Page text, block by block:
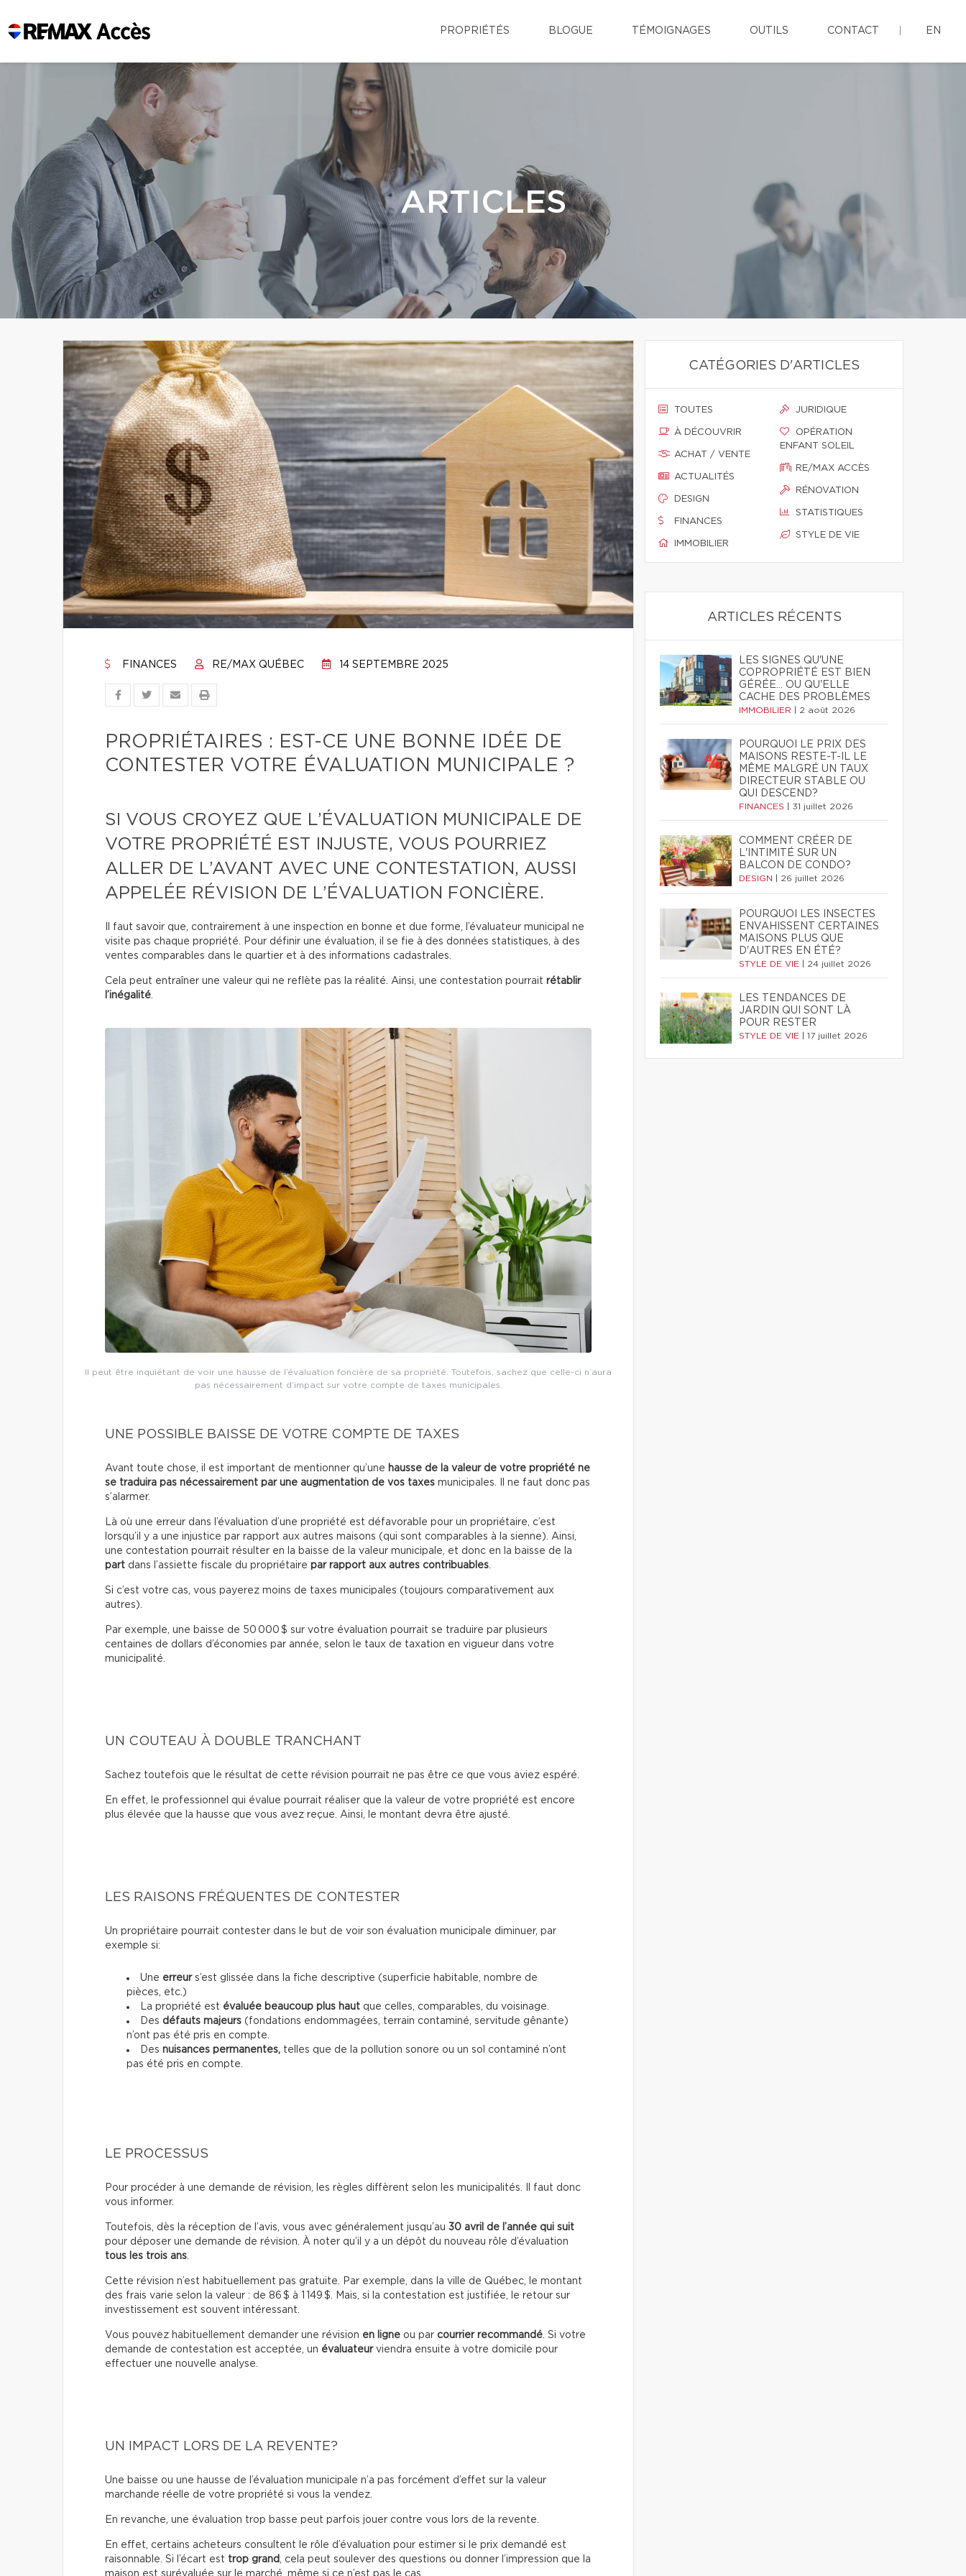
PROPRIÉTÉS BLOGUE TÉMOIGNAGES OUTILS CONTACT EN
ARTICLES
FINANCES RE/MAX QUÉBEC 14 SEPTEMBRE 2025
PROPRIÉTAIRES : EST-CE UNE BONNE IDÉE DE
CONTESTER VOTRE ÉVALUATION MUNICIPALE ?
SI VOUS CROYEZ QUE L’ÉVALUATION MUNICIPALE DE
VOTRE PROPRIÉTÉ EST INJUSTE, VOUS POURRIEZ
ALLER DE L’AVANT AVEC UNE CONTESTATION, AUSSI
APPELÉE RÉVISION DE L’ÉVALUATION FONCIÈRE.
Il faut savoir que, contrairement à une inspection en bonne et due forme, l’évaluateur municipal ne
visite pas chaque propriété. Pour définir une évaluation, il se fie à des données statistiques, à des
ventes comparables dans le quartier et à des informations cadastrales.
Cela peut entraîner une valeur qui ne reflète pas la réalité. Ainsi, une contestation pourrait rétablir
l’inégalité.
Il peut être inquiétant de voir une hausse de l’évaluation foncière de sa propriété. Toutefois, sachez que celle-ci n’aura
pas nécessairement d’impact sur votre compte de taxes municipales.
UNE POSSIBLE BAISSE DE VOTRE COMPTE DE TAXES
Avant toute chose, il est important de mentionner qu’une hausse de la valeur de votre propriété ne
se traduira pas nécessairement par une augmentation de vos taxes municipales. Il ne faut donc pas
s’alarmer.
Là où une erreur dans l’évaluation d’une propriété est défavorable pour un propriétaire, c’est
lorsqu’il y a une injustice par rapport aux autres maisons (qui sont comparables à la sienne). Ainsi,
une contestation pourrait résulter en la baisse de la valeur municipale, et donc en la baisse de la
part dans l’assiette fiscale du propriétaire par rapport aux autres contribuables
Si c’est votre cas, vous payerez moins de taxes municipales (toujours comparativement aux
autres).
Par exemple, une baisse de 50 000 $ sur votre évaluation pourrait se traduire par plusieurs
centaines de dollars d’économies par année, selon le taux de taxation en vigueur dans votre
municipalité.
UN COUTEAU À DOUBLE TRANCHANT
Sachez toutefois que le résultat de cette révision pourrait ne pas être ce que vous aviez espéré.
En effet, le professionnel qui évalue pourrait réaliser que la valeur de votre propriété est encore
plus élevée que la hausse que vous avez reçue. Ainsi, le montant devra être ajusté.
LES RAISONS FRÉQUENTES DE CONTESTER
Un propriétaire pourrait contester dans le but de voir son évaluation municipale diminuer, par
exemple si:
Une erreur s’est glissée dans la fiche descriptive (superficie habitable, nombre de
pièces, etc.)
La propriété est évaluée beaucoup plus haut que celles, comparables, du voisinage.
Des défauts majeurs (fondations endommagées, terrain contaminé, servitude gênante)
n’ont pas été pris en compte.
Des nuisances permanentes, telles que de la pollution sonore ou un sol contaminé n’ont
pas été pris en compte.
LE PROCESSUS
Pour procéder à une demande de révision, les règles diffèrent selon les municipalités. Il faut donc
vous informer.
Toutefois, dès la réception de l’avis, vous avec généralement jusqu’au 30 avril de l’année qui suit
pour déposer une demande de révision.
À noter qu’il y a un dépôt du nouveau rôle d’évaluation
tous les trois ans
Cette révision n’est habituellement pas gratuite. Par exemple, dans la ville de Québec, le montant
des frais varie selon la valeur : de 86 $ à 1 149 $. Mais, si la contestation est justifiée, le retour sur
investissement est souvent intéressant.
Vous pouvez habituellement demander une révision en ligne ou par courrier recommandé . Si votre
demande de contestation est acceptée, un évaluateurviendra ensuite à votre domicile pour
effectuer une nouvelle analyse.
UN IMPACT LORS DE LA REVENTE?
Une baisse ou une hausse de l’évaluation municipale n’a pas forcément d’effet sur la valeur
marchande réelle de votre propriété si vous la vendez.
En revanche, une évaluation trop basse peut parfois jouer contre vous lors de la revente.
En effet, certains acheteurs consultent le rôle d’évaluation pour estimer si le prix demandé est
raisonnable. Si l’écart est trop grand
, cela peut soulever des questions ou donner l’impression que la
maison est surévaluée sur le marché, même si ce n’est pas le cas.
CATÉGORIES D'ARTICLES
TOUTES
À DÉCOUVRIR
ACHAT / VENTE
ACTUALITÉS
DESIGN
FINANCES
IMMOBILIER
JURIDIQUE
ENFANT SOLEIL
RE/MAX ACCÈS
RÉNOVATION
STATISTIQUES
STYLE DE VIE
ARTICLES RÉCENTS
LES SIGNES QU'UNE
COPROPRIÉTÉ EST BIEN
GÉRÉE… OU QU'ELLE
CACHE DES PROBLÈMES
IMMOBILIER 2 août 2026
POURQUOI LE PRIX DES
MAISONS RESTE-T-IL LE
MÊME MALGRÉ UN TAUX
DIRECTEUR STABLE OU
QUI DESCEND?
FINANCES 31 juillet 2026
COMMENT CRÉER DE
L'INTIMITÉ SUR UN
BALCON DE CONDO?
DESIGN 26 juillet 2026
POURQUOI LES INSECTES
ENVAHISSENT CERTAINES
MAISONS PLUS QUE
D'AUTRES EN ÉTÉ?
STYLE DE VIE 24 juillet 2026
LES TENDANCES DE
JARDIN QUI SONT LÀ
POUR RESTER
STYLE DE VIE 17 juillet 2026